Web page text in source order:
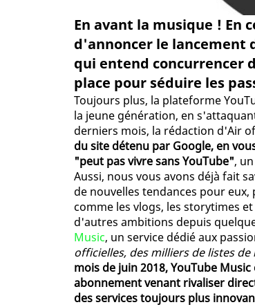
En avant la musique ! En
d'annoncer le lancement
qui entend concurrencer
place pour séduire les
Toujours plus, la plateforme
la jeune génération, en
derniers mois, la rédaction d'Air
du site détenu par Google, en
"peut pas vivre sans YouTube",
Aussi, nous vous avons déjà fait
de nouvelles tendances pour
comme les vlogs, les storytimes
d'autres ambitions depuis
Music, un service dédié aux
officielles, des milliers de listes
mois de juin 2018, YouTube
abonnement venant rivaliser
des services toujours plus